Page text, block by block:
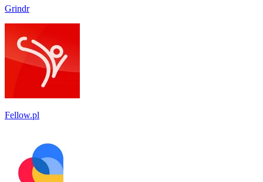
Grindr
Fellow.pl